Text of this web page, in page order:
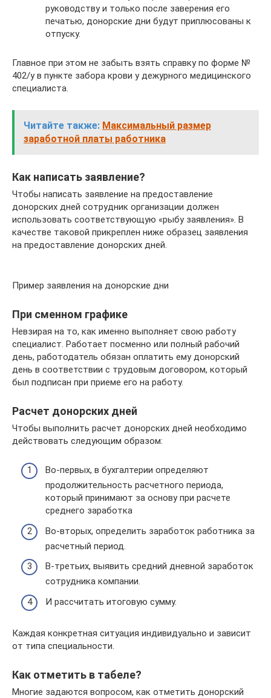
руководству и только после заверения его
печатью, донорские дни будут приплюсованы к
отпуску.
Главное при этом не забыть взять справку по форме №
402/у в пункте забора крови у дежурного медицинского
специалиста.
Читайте также: Максимальный размер
заработной платы работника
Как написать заявление?
Чтобы написать заявление на предоставление
донорских дней сотрудник организации должен
использовать соответствующую «рыбу заявления». В
качестве таковой прикреплен ниже образец заявления
на предоставление донорских дней.
Пример заявления на донорские дни
При сменном графике
Невзирая на то, как именно выполняет свою работу
специалист. Работает посменно или полный рабочий
день, работодатель обязан оплатить ему донорский
день в соответствии с трудовым договором, который
был подписан при приеме его на работу.
Расчет донорских дней
Чтобы выполнить расчет донорских дней необходимо
действовать следующим образом:
Во-первых, в бухгалтерии определяют
продолжительность расчетного периода,
который принимают за основу при расчете
среднего заработка
Во-вторых, определить заработок работника за
расчетный период.
В-третьих, выявить средний дневной заработок
сотрудника компании.
И рассчитать итоговую сумму.
Каждая конкретная ситуация индивидуально и зависит
от типа специальности.
Как отметить в табеле?
Многие задаются вопросом, как отметить донорский